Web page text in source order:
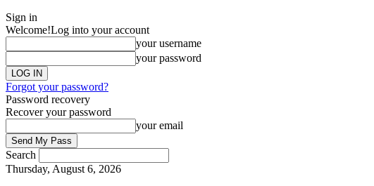
Sign in
Welcome!Log into your account
your username
your password
Forgot your password?
Password recovery
Recover your password
your email
Search
Thursday, August 6, 2026